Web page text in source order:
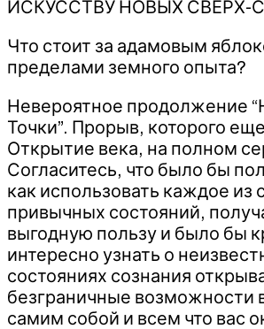
ИСКУССТВУ НОВЫХ СВЕРХ-
Что стоит за адамовым
пределами земного опыта?
Невероятное продолжение
Точки”. Прорыв, которого
Открытие века, на полном
Согласитесь, что было бы
как использовать каждое из
привычных состояний,
выгодную пользу и было бы
интересно узнать о
состояниях сознания
безграничные возможности
самим собой и всем что вас